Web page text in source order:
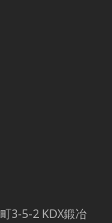
3-5-2 KDX鍛冶